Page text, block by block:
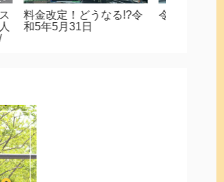
報告
タクシー車内の小物紹介
（2024年9月バージョ